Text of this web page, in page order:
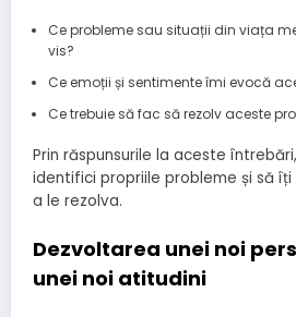
Ce probleme sau situații din viața
vis?
Ce emoții și sentimente îmi evocă
Ce trebuie să fac să rezolv aceste
Prin răspunsurile la aceste
identifici propriile probleme și să
a le rezolva.
Dezvoltarea unei noi
unei noi atitudini